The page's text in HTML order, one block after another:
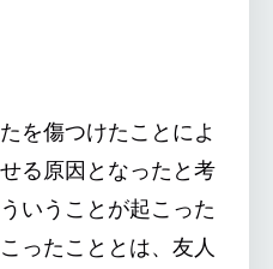
を傷つけたことによ
る原因となったと考
いうことが起こった
ったこととは、友人